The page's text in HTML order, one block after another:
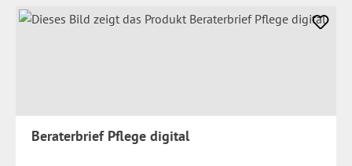
Beraterbrief Pflege digital